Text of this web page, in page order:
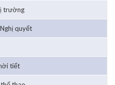
trường
quyết
tiết